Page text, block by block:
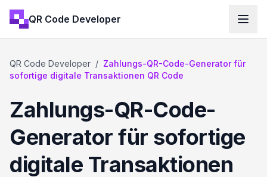
QR Code Developer
QR Code Developer / Zahlungs-QR-Code-Generator für
sofortige digitale Transaktionen QR Code
Zahlungs-QR-Code-
Generator für sofortige
digitale Transaktionen